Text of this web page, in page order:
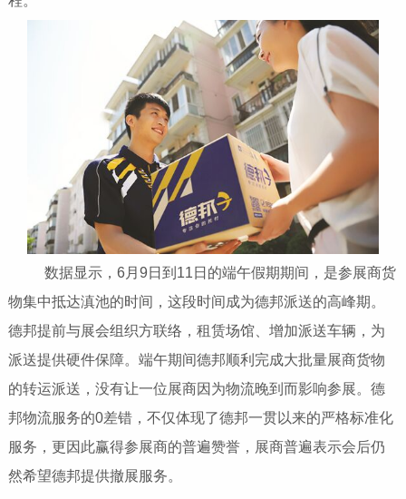
数据显示，6月9日到11日的端午假期期间，是参展商货
物集中抵达滇池的时间，这段时间成为德邦派送的高峰期。
德邦提前与展会组织方联络，租赁场馆、增加派送车辆，为
派送提供硬件保障。端午期间德邦顺利完成大批量展商货物
的转运派送，没有让一位展商因为物流晚到而影响参展。德
邦物流服务的0差错，不仅体现了德邦一贯以来的严格标准化
服务，更因此赢得参展商的普遍赞誉，展商普遍表示会后仍
然希望德邦提供撤展服务。